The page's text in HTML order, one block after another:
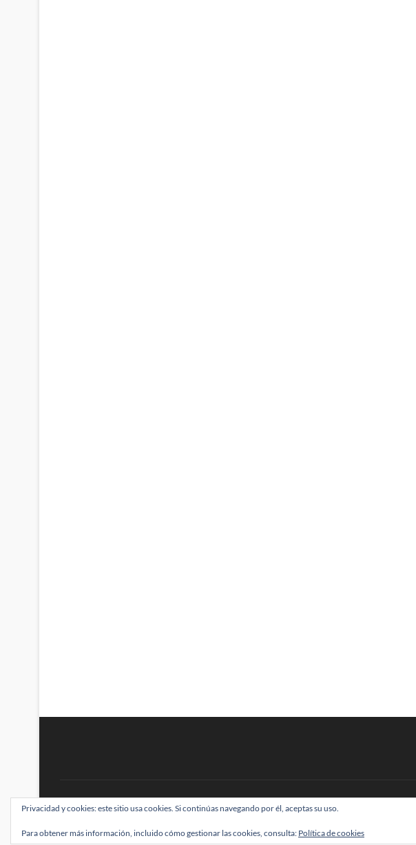
BRAINSTOMPING| Diseñado por:Theme Freesia|WordPress| © Todos los derechos reservados
Privacidad y cookies: este sitio usa cookies. Si continúas navegando por él, aceptas su uso.
Para obtener más información, incluido cómo gestionar las cookies, consulta: Política de cookies